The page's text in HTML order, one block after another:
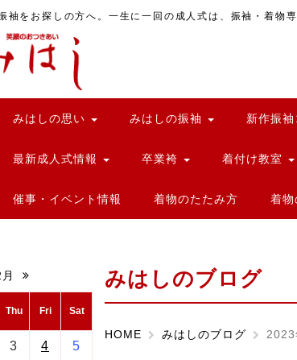
袖をお探しの方へ。一生に一回の成人式は、振袖・着物
みはしの思い みはしの振袖 新作振
最新成人式情報 卒業袴 着付け教室
催事・イベント情報 着物のたたみ方 着物
Thu Fri Sat
3 4 5
みはしのブログ
HOME みはしのブログ 2023